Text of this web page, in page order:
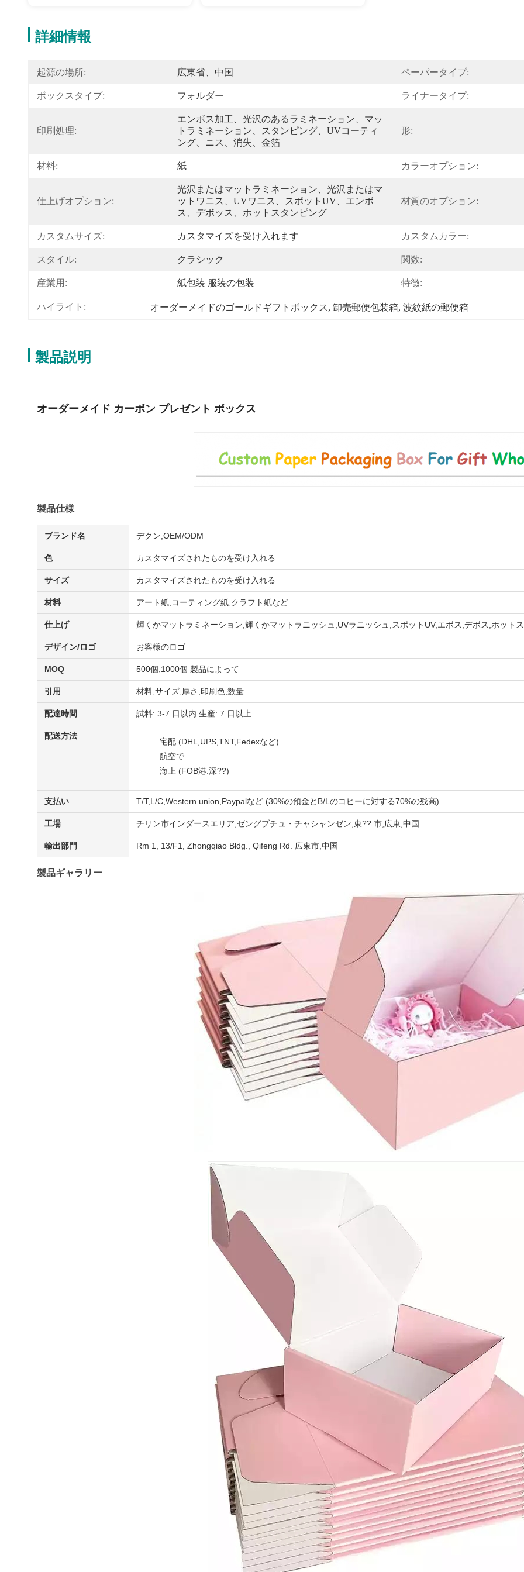
詳細情報
起源の場所: 広東省、中国 ペーパータイプ:
ボックスタイプ: フォルダー ライナータイプ:
印刷処理:
エンボス加工、光沢のあるラミネーション、マッ
トラミネーション、スタンピング、UVコーティ
ング、ニス、消失、金箔
形:
材料: 紙 カラーオプション:
仕上げオプション:
光沢またはマットラミネーション、光沢またはマ
ットワニス、UVワニス、スポットUV、エンボ
ス、デボッス、ホットスタンピング
材質のオプション:
カスタムサイズ: カスタマイズを受け入れます カスタムカラー:
スタイル: クラシック 関数:
産業用: 紙包装 服装の包装 特徴:
ハイライト: オーダーメイドのゴールドギフトボックス, 卸売郵便包装箱, 波紋紙の郵便箱
製品説明
オーダーメイド カーボン プレゼント ボックス
製品仕様
ブランド名 デクン,OEM/ODM
色 カスタマイズされたものを受け入れる
サイズ カスタマイズされたものを受け入れる
材料 アート紙,コーティング紙,クラフト紙など
仕上げ 輝くかマットラミネーション,輝くかマットラニッシュ,UVラニッシュ,スポットUV,エボス,デボス,ホット
デザイン/ロゴ お客様のロゴ
MOQ 500個,1000個 製品によって
引用 材料,サイズ,厚さ,印刷色,数量
配達時間 試料: 3-7 日以内 生産: 7 日以上
配送方法
宅配 (DHL,UPS,TNT,Fedexなど)
航空で
海上 (FOB港:深??)
支払い T/T,L/C,Western union,Paypalなど (30%の預金とB/Lのコピーに対する70%の残高)
工場 チリン市インダースエリア,ゼングブチュ・チャシャンゼン,東?? 市,広東,中国
輸出部門 Rm 1, 13/F1, Zhongqiao Bldg., Qifeng Rd. 広東市,中国
製品ギャラリー